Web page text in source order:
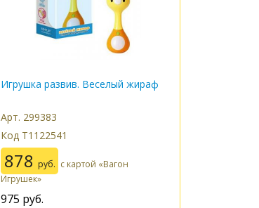
Игрушка развив. Веселый жираф
Арт. 299383
Код Т1122541
878 руб. с картой «Вагон
Игрушек»
975 руб.